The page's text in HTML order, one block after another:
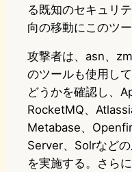
る既知のセキュリ
向の移動にこのツ
攻撃者は、asn、
のツールも使用し
どうかを確認し、
RocketMQ、
Metabase、
Server、Solrなど
を実施する。さら